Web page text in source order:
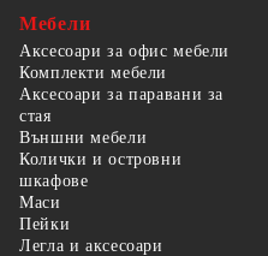
Мебели
Аксесоари за офис мебели
Комплекти мебели
Аксесоари за паравани за
стая
Външни мебели
Колички и островни
шкафове
Маси
Пейки
Легла и аксесоари